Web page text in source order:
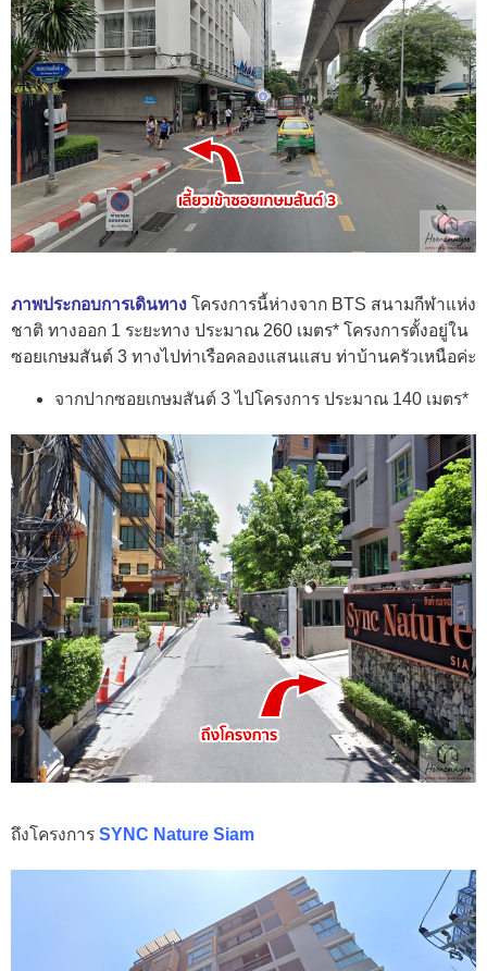
ภาพประกอบการเดินทาง โครงการนี้ห่างจาก BTS สนามกีฬาแห่ง
ชาติ ทางออก 1 ระยะทาง ประมาณ 260 เมตร* โครงการตั้งอยู่ใน
ซอยเกษมสันต์ 3 ทางไปท่าเรือคลองแสนแสบ ท่าบ้านครัวเหนือค่ะ
จากปากซอยเกษมสันต์ 3 ไปโครงการ ประมาณ 140 เมตร*
ถึงโครงการ SYNC Nature Siam